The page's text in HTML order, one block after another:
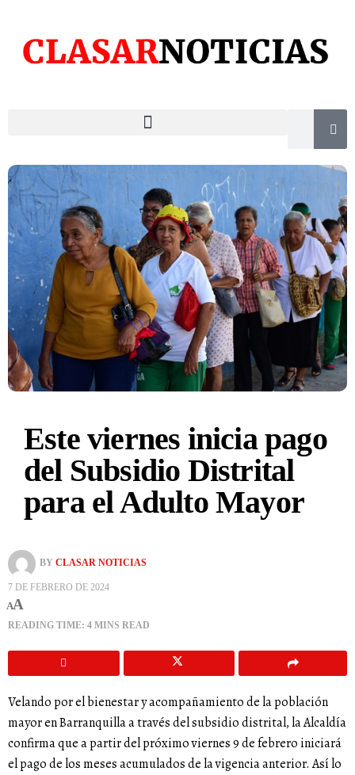
Este viernes inicia pago
del Subsidio Distrital
para el Adulto Mayor
BY CLASAR NOTICIAS
7 DE FEBRERO DE 2024
AA
READING TIME: 4 MINS READ
Velando por el bienestar y acompañamiento de la población
mayor en Barranquilla a través del subsidio distrital, la Alcaldía
confirma que a partir del próximo viernes 9 de febrero iniciará
el pago de los meses acumulados de la vigencia anterior. Así lo